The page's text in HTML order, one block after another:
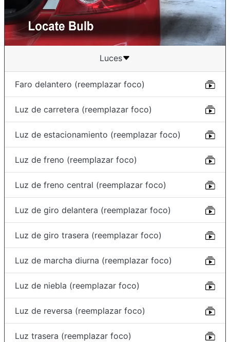
Luces
Faro delantero (reemplazar foco)
Luz de carretera (reemplazar foco)
Luz de estacionamiento (reemplazar foco)
Luz de freno (reemplazar foco)
Luz de freno central (reemplazar foco)
Luz de giro delantera (reemplazar foco)
Luz de giro trasera (reemplazar foco)
Luz de marcha diurna (reemplazar foco)
Luz de niebla (reemplazar foco)
Luz de reversa (reemplazar foco)
Luz trasera (reemplazar foco)